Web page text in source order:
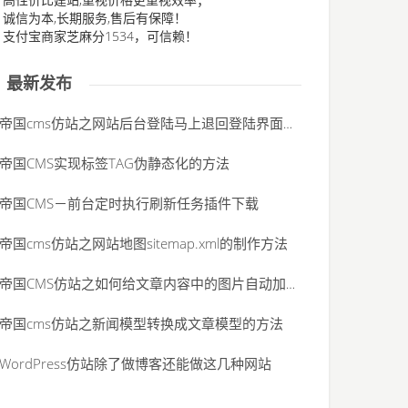
信为本,长期服务,售后有保障！
付宝商家芝麻分1534，可信赖！
最新发布
帝国cms仿站之网站后台登陆马上退回登陆界面，并提示“未登录”的解决办法
帝国CMS实现标签TAG伪静态化的方法
帝国CMS－前台定时执行刷新任务插件下载
帝国cms仿站之网站地图sitemap.xml的制作方法
帝国CMS仿站之如何给文章内容中的图片自动加alt属性
帝国cms仿站之新闻模型转换成文章模型的方法
WordPress仿站除了做博客还能做这几种网站